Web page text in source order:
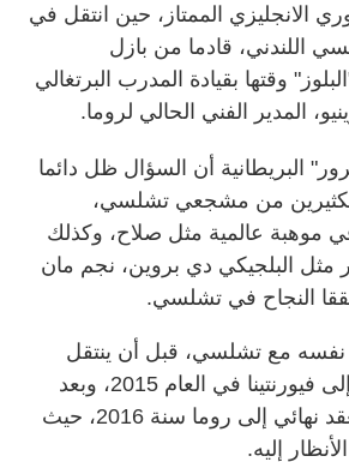
الانجليزي الممتاز، حين انتقل في
إلى تشلسي اللندني، قادما من بازل
وقتها بقيادة المدرب البرتغالي
المدير الفني الحالي لروما.
البريطانية أن السؤال ظل دائما
من مشجعي تشلسي،
موهبة عالمية مثل صلاح، وكذلك
مثل البلجيكي دي بروين، نجم مان
النجاح في تشلسي.
نفسه مع تشلسي، قبل أن ينتقل
على سبيل الإعارة إلى فيورنتينا في العام 2015، وبعد
ذلك انتقل رسميا بعقد نهائي إلى روما سنة 2016، حيث
إليه.